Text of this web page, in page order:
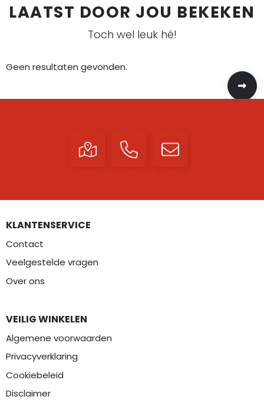
LAATST DOOR JOU BEKEKEN
Toch wel leuk hé!
Geen resultaten gevonden.
KLANTENSERVICE
Contact
Veelgestelde vragen
Over ons
VEILIG WINKELEN
Algemene voorwaarden
Privacyverklaring
Cookiebeleid
Disclaimer